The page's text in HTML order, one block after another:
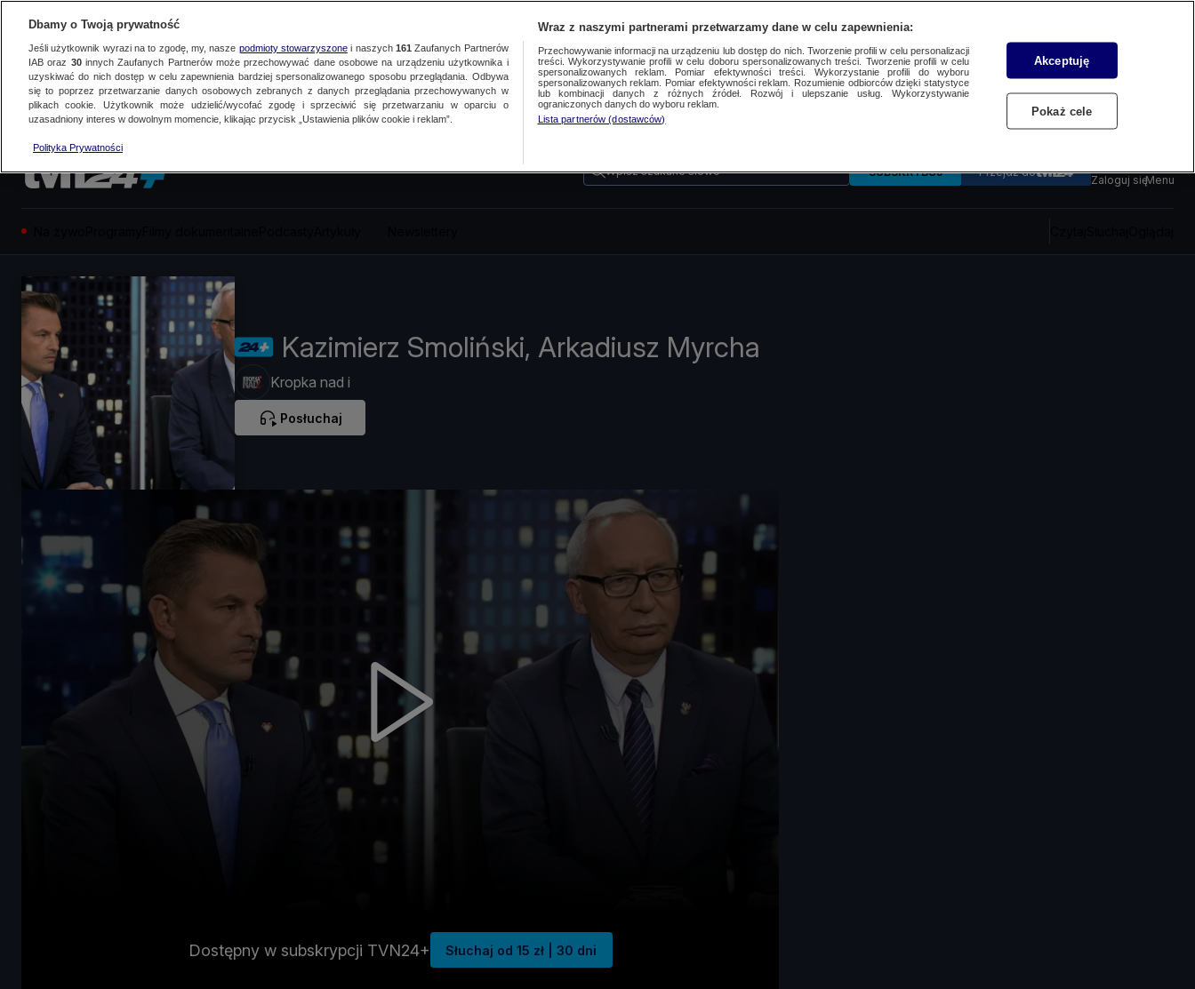
Wpisz szukane słowo SUBSKRYBUJ Przejdź do
Zaloguj sięMenu
Kazimierz Smoliński, Arkadiusz Myrcha
Kropka nad i
Posłuchaj
Dostępny w subskrypcji TVN24+ Słuchaj od 15 zł | 30 dni
Dbamy o Twoją prywatność
Jeśli użytkownik wyrazi na to zgodę, my, nasze podmioty stowarzyszonei naszych 161 Zaufanych Partnerów
IAB oraz 30innych Zaufanych Partnerów może przechowywać dane osobowe na urządzeniu użytkownika i
uzyskiwać do nich dostęp w celu zapewnienia bardziej spersonalizowanego sposobu przeglądania. Odbywa
się to poprzez przetwarzanie danych osobowych zebranych z danych przeglądania przechowywanych w
plikach cookie. Użytkownik może udzielić/wycofać zgodę i sprzeciwić się przetwarzaniu w oparciu o
uzasadniony interes w dowolnym momencie, klikając przycisk „Ustawienia plików cookie i reklam”.
Polityka Prywatności
Wraz z naszymi partnerami przetwarzamy dane w celu zapewnienia:
Przechowywanie informacji na urządzeniu lub dostęp do nich. Tworzenie profili w celu personalizacji
treści. Wykorzystywanie profili w celu doboru spersonalizowanych treści. Tworzenie profili w celu
spersonalizowanych reklam. Pomiar efektywności treści. Wykorzystanie profili do wyboru
spersonalizowanych reklam. Pomiar efektywności reklam. Rozumienie odbiorców dzięki statystyce
lub kombinacji danych z różnych źródeł. Rozwój i ulepszanie usług. Wykorzystywanie
ograniczonych danych do wyboru reklam.
Lista partnerów (dostawców)
Akceptuję
Pokaż cele